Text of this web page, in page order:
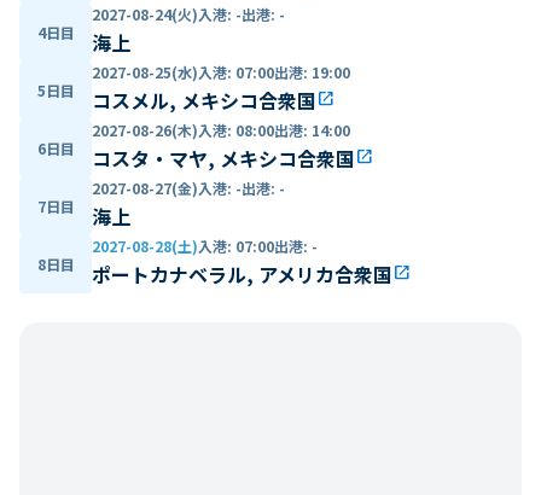
4日目
2027-08-24(火)入港: -出港: -
海上
5日目
2027-08-25(水)入港: 07:00出港: 19:00
コスメル, メキシコ合衆国open_in_new
6日目
2027-08-26(木)入港: 08:00出港: 14:00
コスタ・マヤ, メキシコ合衆国open_in_new
7日目
2027-08-27(金)入港: -出港: -
海上
8日目
2027-08-28(土)入港: 07:00出港: -
ポートカナベラル, アメリカ合衆国open_in_new